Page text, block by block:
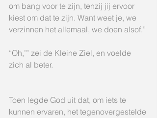
om bang voor te zijn, tenzij jij ervoor
kiest om dat te zijn. Want weet je, we
verzinnen het allemaal, we doen alsof.”
“Oh,’” zei de Kleine Ziel, en voelde
zich al beter.
Toen legde God uit dat, om iets te
kunnen ervaren, het tegenovergestelde